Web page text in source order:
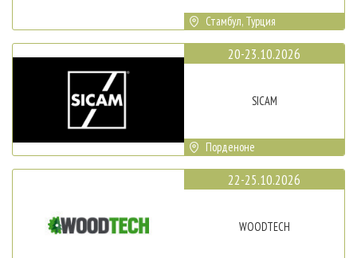
Стамбул, Турция
20-23.10.2026
SICAM
Порденоне
22-25.10.2026
WOODTECH